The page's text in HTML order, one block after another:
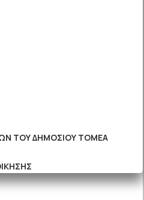
ΤΟΥ ΔΗΜΟΣΙΟΥ ΤΟΜΕΑ